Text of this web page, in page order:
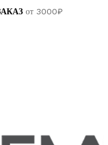
от 3000₽